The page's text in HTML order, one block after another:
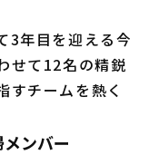
3年目を迎える今
せて12名の精鋭
すチームを熱く
ンバー